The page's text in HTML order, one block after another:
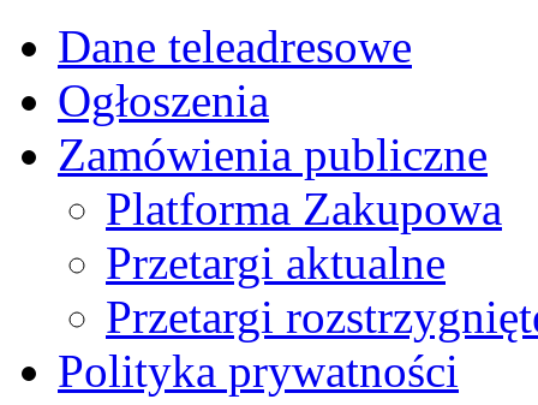
Dane teleadresowe
Ogłoszenia
Zamówienia publiczne
Platforma Zakupowa
Przetargi aktualne
Przetargi
Polityka prywatności